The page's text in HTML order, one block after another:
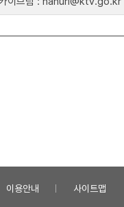
이용안내 사이트맵